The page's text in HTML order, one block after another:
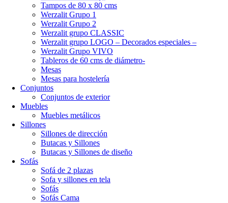
Tampos de 80 x 80 cms
Werzalit Grupo 1
Werzalit Grupo 2
Werzalit grupo CLASSIC
Werzalit grupo LOGO – Decorados especiales –
Werzalit Grupo VIVO
Tableros de 60 cms de diámetro-
Mesas
Mesas para hostelería
Conjuntos
Conjuntos de exterior
Muebles
Muebles metálicos
Sillones
Sillones de dirección
Butacas y Sillones
Butacas y Sillones de diseño
Sofás
Sofá de 2 plazas
Sofa y sillones en tela
Sofás
Sofás Cama